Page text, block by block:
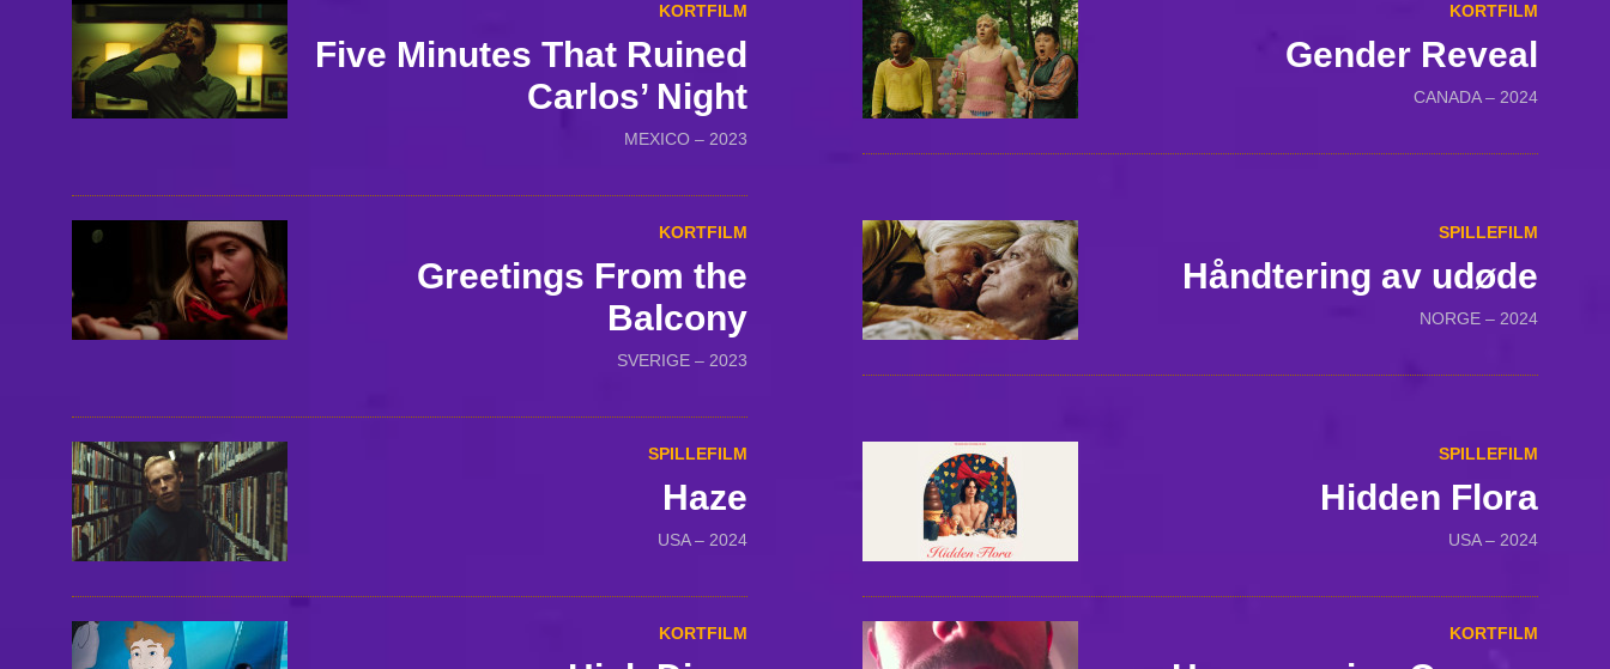
KORTFILM
Five Minutes That Ruined
Carlos’ Night
MEXICO – 2023
KORTFILM
Gender Reveal
CANADA – 2024
KORTFILM
Greetings From the
Balcony
SVERIGE – 2023
SPILLEFILM
Håndtering av udøde
NORGE – 2024
SPILLEFILM
Haze
USA – 2024
SPILLEFILM
Hidden Flora
USA – 2024
KORTFILM KORTFILM